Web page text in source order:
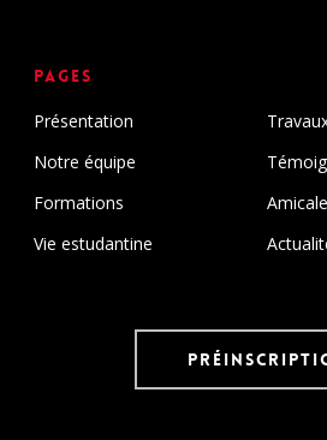
Pages
Présentation
Notre équipe
Formations
Vie estudantine